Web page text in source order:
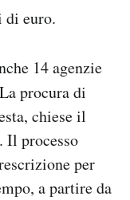
euro.
14 agenzie
procura di
chiese il
Il processo
per
a partire da